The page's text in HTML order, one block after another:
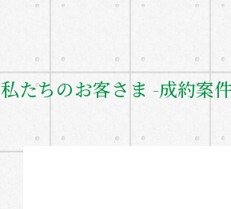
私たちのお客さま -成約案